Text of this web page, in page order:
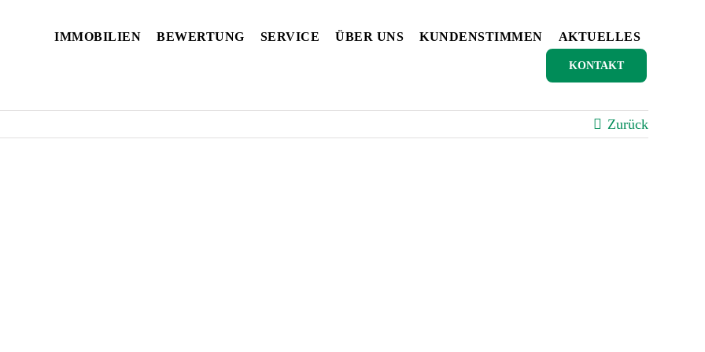
IMMOBILIEN BEWERTUNG SERVICE ÜBER UNS KUNDENSTIMMEN AKTUELLES
KONTAKT
Zurück